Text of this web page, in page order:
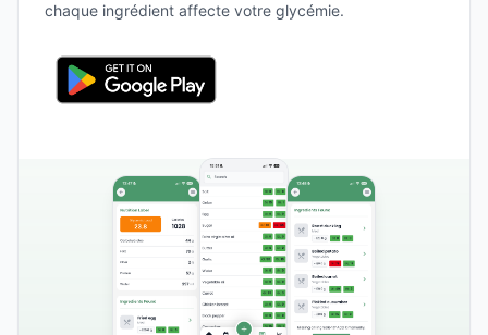
chaque ingrédient affecte votre glycémie.